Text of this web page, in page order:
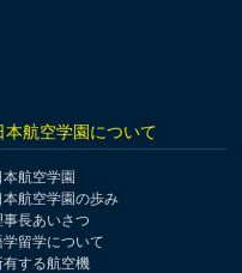
本航空学園について
本航空学園
本航空学園の歩み
事長あいさつ
学留学について
有する航空機